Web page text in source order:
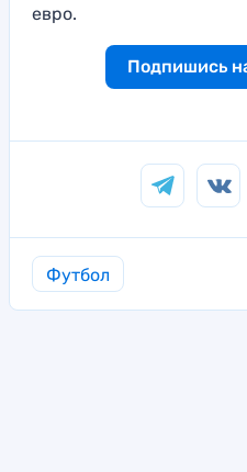
евро.
Подпишись
Футбол